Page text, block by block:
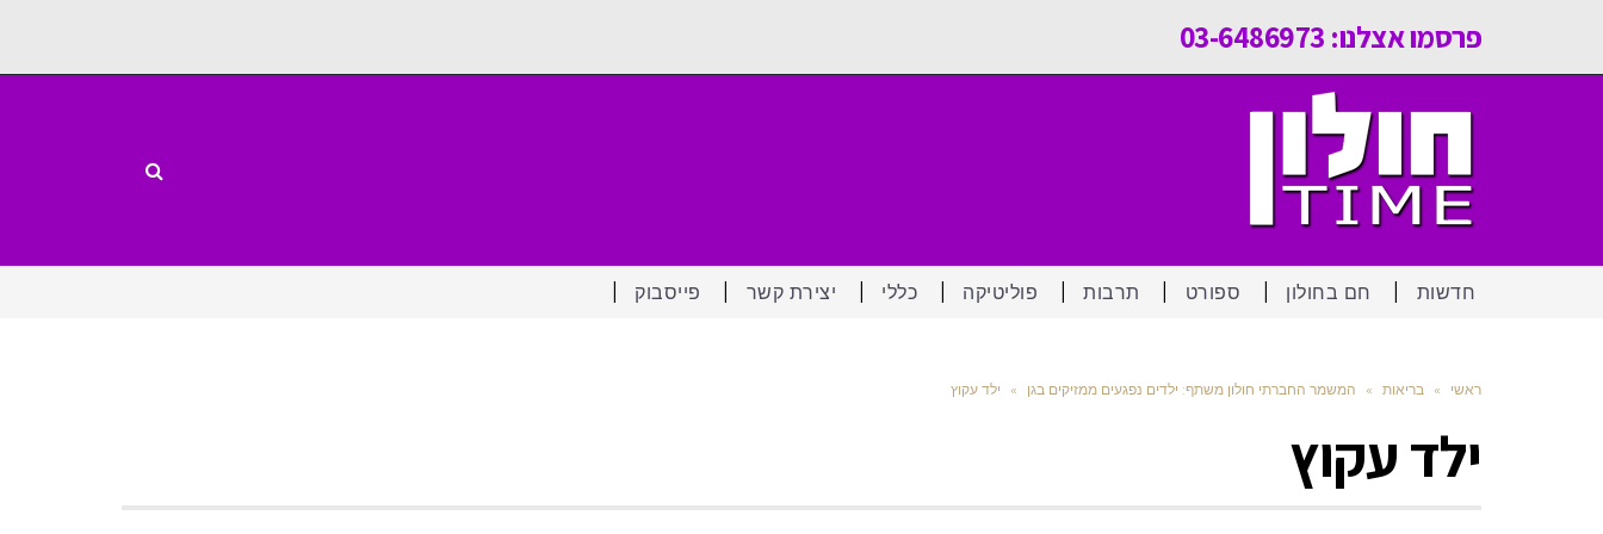
פרסמו אצלנו: 03-6486973
חדשות חם בחולון ספורט תרבות פוליטיקה כללי יצירת קשר פייסבוק
ראשי » בריאות » המשמר החברתי חולון משתף: ילדים נפגעים ממזיקים בגן » ילד עקוץ
ילד עקוץ